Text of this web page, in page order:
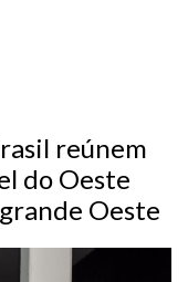
reúnem
do Oeste
Oeste